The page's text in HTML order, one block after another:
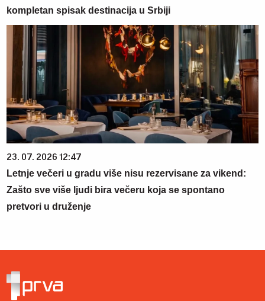
kompletan spisak destinacija u Srbiji
23. 07. 2026 12:47
Letnje večeri u gradu više nisu rezervisane za vikend:
Zašto sve više ljudi bira večeru koja se spontano
pretvori u druženje